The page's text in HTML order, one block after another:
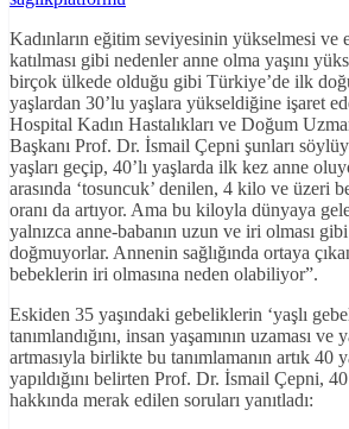
Kadınların eğitim seviyesinin yükselmesi ve
katılması gibi nedenler anne olma yaşını
birçok ülkede olduğu gibi Türkiye’de ilk
yaşlardan 30’lu yaşlara yükseldiğine işaret
Hospital Kadın Hastalıkları ve Doğum
Başkanı Prof. Dr. İsmail Çepni şunları
yaşları geçip, 40’lı yaşlarda ilk kez anne
arasında ‘tosuncuk’ denilen, 4 kilo ve üzeri
oranı da artıyor. Ama bu kiloyla dünyaya
yalnızca anne-babanın uzun ve iri olması
doğmuyorlar. Annenin sağlığında ortaya
bebeklerin iri olmasına neden olabiliyor”.
Eskiden 35 yaşındaki gebeliklerin ‘yaşlı
tanımlandığını, insan yaşamının uzaması ve
artmasıyla birlikte bu tanımlamanın artık 40
yapıldığını belirten Prof. Dr. İsmail Çepni,
hakkında merak edilen soruları yanıtladı: